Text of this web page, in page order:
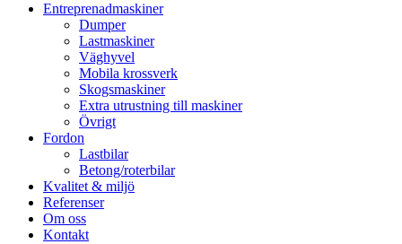
Entreprenadmaskiner
Dumper
Lastmaskiner
Väghyvel
Mobila krossverk
Skogsmaskiner
Extra utrustning till maskiner
Övrigt
Fordon
Lastbilar
Betong/roterbilar
Kvalitet & miljö
Referenser
Om oss
Kontakt